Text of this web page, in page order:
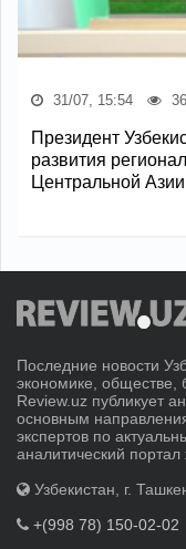
31/07, 15:54 36
Президент
развития
Центральной
Последние новости
экономике, обществе,
Review.uz публикует
основным
экспертов по
аналитический
Узбекистан, г.
+(998 78) 150-02-02